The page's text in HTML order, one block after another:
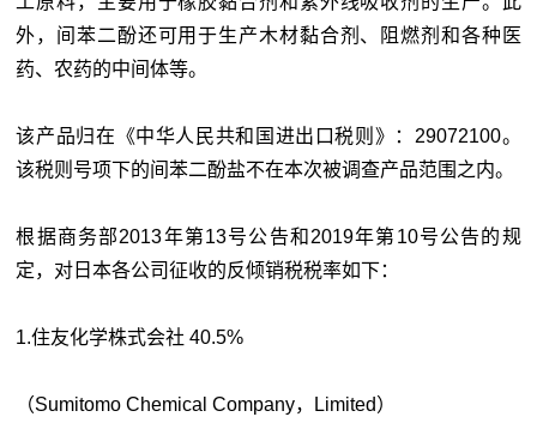
外，间苯二酚还可用于生产木材黏合剂、阻燃剂和各种医
药、农药的中间体等。
该产品归在《中华人民共和国进出口税则》：29072100。
该税则号项下的间苯二酚盐不在本次被调查产品范围之内。
根据商务部2013年第13号公告和2019年第10号公告的规
定，对日本各公司征收的反倾销税税率如下：
1.住友化学株式会社 40.5%
（Sumitomo Chemical Company，Limited）